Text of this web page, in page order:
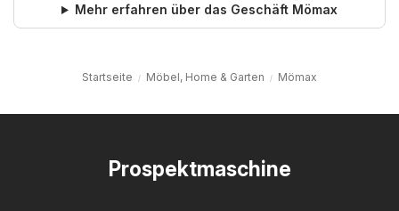
Mehr erfahren über das Geschäft Mömax
Startseite Möbel, Home & Garten Mömax
Prospektmaschine